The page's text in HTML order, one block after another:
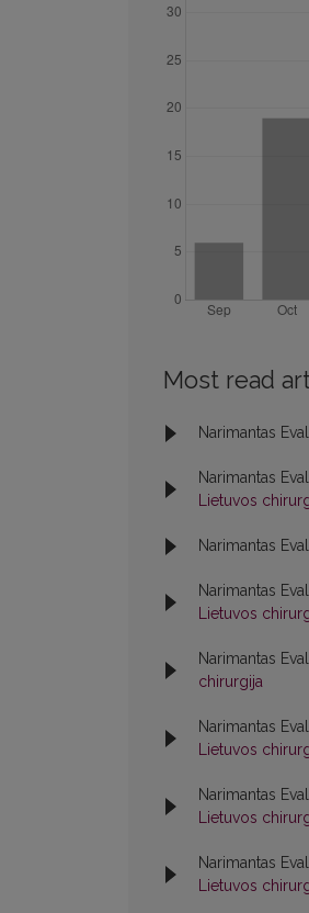
Most read
Narimantas
Narimantas
Lietuvos
Narimantas
Narimantas
Lietuvos
Narimantas
chirurgija
Narimantas
Lietuvos
Narimantas
Lietuvos
Narimantas
Lietuvos